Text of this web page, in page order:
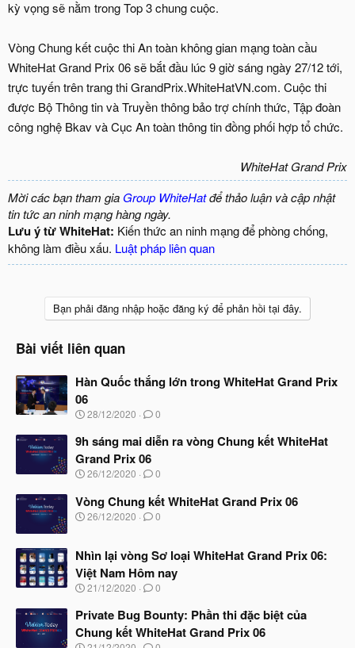
kỳ vọng sẽ nằm trong Top 3 chung cuộc.
Vòng Chung kết cuộc thi An toàn không gian mạng toàn cầu
WhiteHat Grand Prix 06 sẽ bắt đầu lúc 9 giờ sáng ngày 27/12 tới,
trực tuyến trên trang thi GrandPrix.WhiteHatVN.com. Cuộc thi
được Bộ Thông tin và Truyền thông bảo trợ chính thức, Tập đoàn
công nghệ Bkav và Cục An toàn thông tin đồng phối hợp tổ chức.
WhiteHat Grand Prix
Mời các bạn tham gia Group WhiteHatđể thảo luận và cập nhật
tin tức an ninh mạng hàng ngày.
Lưu ý từ WhiteHat: Kiến thức an ninh mạng để phòng chống,
không làm điều xấu. Luật pháp liên quan
Bạn phải đăng nhập hoặc đăng ký để phản hồi tại đây.
Bài viết liên quan
Hàn Quốc thắng lớn trong WhiteHat Grand Prix
06
N
à
b
ắ
đ
ầ
28/12/2020 0
9h sáng mai diễn ra vòng Chung kết WhiteHat
Grand Prix 06
N
à
y
b
đ
ầ
u
26/12/2020 0
Vòng Chung kết WhiteHat Grand Prix 06
N
y
b
ắ
t
ầ
u
26/12/2020 0
Nhìn lại vòng Sơ loại WhiteHat Grand Prix 06:
Việt Nam Hôm nay
N
à
b
21/12/2020 0
Private Bug Bounty: Phần thi đặc biệt của
Chung kết WhiteHat Grand Prix 06